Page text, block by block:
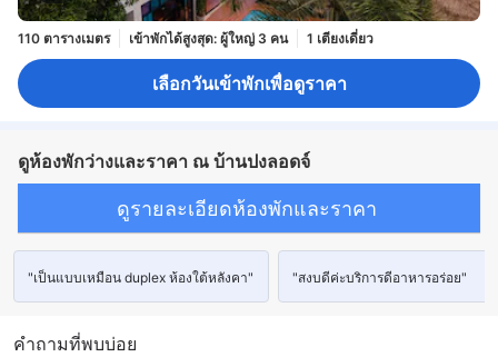
110 ตารางเมตร เข้าพักได้สูงสุด: ผู้ใหญ่ 3 คน 1 เตียงเดี่ยว
เลือกวันเข้าพักเพื่อดูราคา
ดูห้องพักว่างและราคา ณ บ้านปงลอดจ์
ดูรายละเอียดห้องพักและราคา
"เป็นแบบเหมือน duplex ห้องใต้หลังคา" "สงบดีค่ะบริการดีอาหารอร่อย"
คำถามที่พบบ่อย